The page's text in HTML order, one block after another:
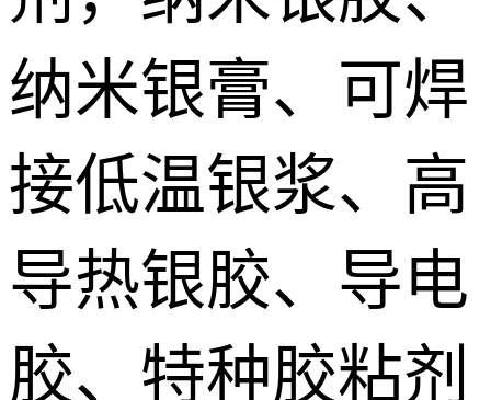
纳米银膏、可焊
接低温银浆、高
导热银胶、导电
胶、特种胶粘剂